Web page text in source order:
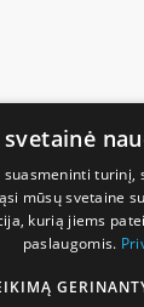
svetainė
mūsų svetaine
kurią jiems
paslaugomis.